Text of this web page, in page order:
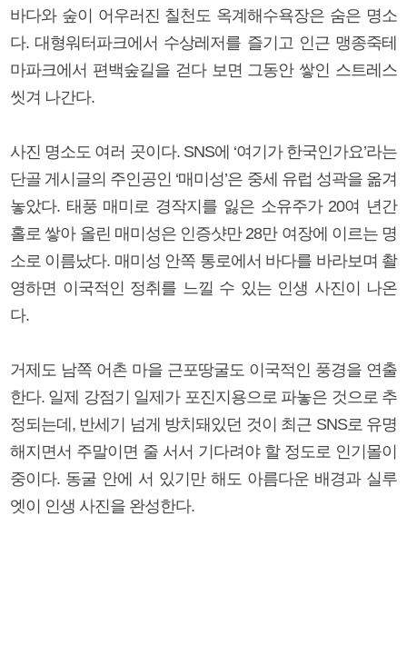
바다와 숲이 어우러진 칠천도 옥계해수욕장은 숨은 명소
다. 대형워터파크에서 수상레저를 즐기고 인근 맹종죽테
마파크에서 편백숲길을 걷다 보면 그동안 쌓인 스트레스
씻겨 나간다.
사진 명소도 여러 곳이다. SNS에 ‘여기가 한국인가요’라는
단골 게시글의 주인공인 ‘매미성’은 중세 유럽 성곽을 옮겨
놓았다. 태풍 매미로 경작지를 잃은 소유주가 20여 년간
홀로 쌓아 올린 매미성은 인증샷만 28만 여장에 이르는 명
소로 이름났다. 매미성 안쪽 통로에서 바다를 바라보며 촬
영하면 이국적인 정취를 느낄 수 있는 인생 사진이 나온
다.
거제도 남쪽 어촌 마을 근포땅굴도 이국적인 풍경을 연출
한다. 일제 강점기 일제가 포진지용으로 파놓은 것으로 추
정되는데, 반세기 넘게 방치돼있던 것이 최근 SNS로 유명
해지면서 주말이면 줄 서서 기다려야 할 정도로 인기몰이
중이다. 동굴 안에 서 있기만 해도 아름다운 배경과 실루
엣이 인생 사진을 완성한다.